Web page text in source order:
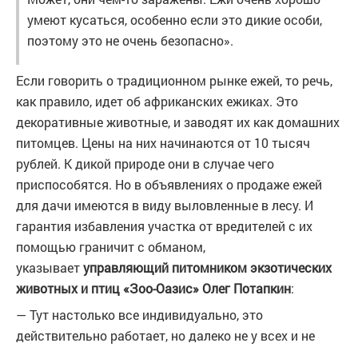
умеют кусаться, особенно если это дикие особи,
поэтому это не очень безопасно».
Если говорить о традиционном рынке ежей, то речь,
как правило, идет об африканских ежиках. Это
декоративные животные, и заводят их как домашних
питомцев. Цены на них начинаются от 10 тысяч
рублей. К дикой природе они в случае чего
приспособятся. Но в объявлениях о продаже ежей
для дачи имеются в виду выловленные в лесу. И
гарантия избавления участка от вредителей с их
помощью граничит с обманом,
указываетуправляющий питомником экзотических
животных и птиц «Зоо-Оазис» Олег Потапкин:
— Тут настолько все индивидуально, это
действительно работает, но далеко не у всех и не